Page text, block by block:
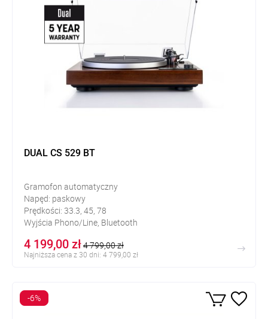
DUAL CS 529 BT
Gramofon automatyczny
Napęd: paskowy
Prędkości: 33.3, 45, 78
Wyjścia Phono/Line, Bluetooth
4 199,00 zł4 799,00 zł
Najniższa cena z 30 dni: 4 799,00 zł
-6%